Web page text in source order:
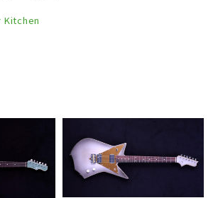
Kitchen